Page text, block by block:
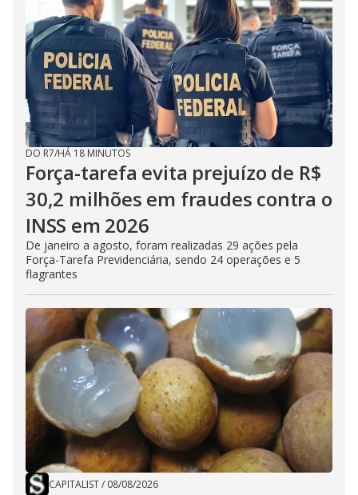
DO R7/HÁ 18 MINUTOS
Força-tarefa evita prejuízo de R$
30,2 milhões em fraudes contra o
INSS em 2026
De janeiro a agosto, foram realizadas 29 ações pela
Força-Tarefa Previdenciária, sendo 24 operações e 5
flagrantes
CAPITALIST/ 08/08/2026